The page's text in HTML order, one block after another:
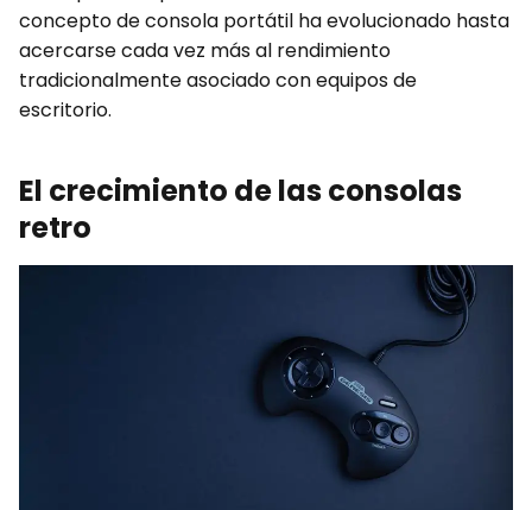
concepto de consola portátil ha evolucionado hasta
acercarse cada vez más al rendimiento
tradicionalmente asociado con equipos de
escritorio.
El crecimiento de las consolas
retro